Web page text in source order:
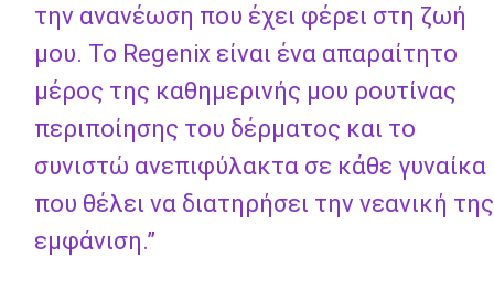
την ανανέωση που έχει φέρει στη ζωή
μου. Το Regenix είναι ένα απαραίτητο
μέρος της καθημερινής μου ρουτίνας
περιποίησης του δέρματος και το
συνιστώ ανεπιφύλακτα σε κάθε γυναίκα
που θέλει να διατηρήσει την νεανική της
εμφάνιση.”